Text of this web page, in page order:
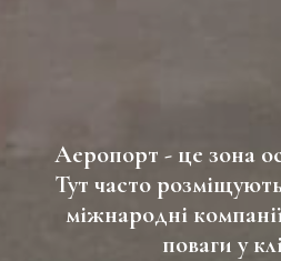
Аеропорт - це зона
Тут часто
міжнародні
поваги у